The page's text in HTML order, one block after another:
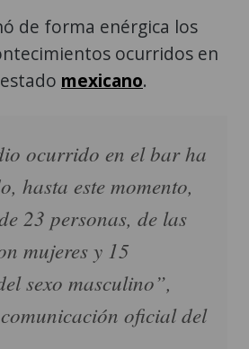
de forma enérgica los
ocurridos en
mexicano.
ocurrido en el bar ha
hasta este momento,
23 personas, de las
mujeres y 15
sexo masculino”,
oficial del